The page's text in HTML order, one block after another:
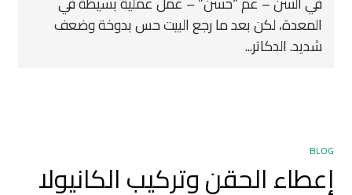
المعدة، لكن بعد ما رجع البيت حس بدوخة وضعف
شديد. الدكاتر...
BLOG
إعطاء الحقن وتركيب الكانيولا